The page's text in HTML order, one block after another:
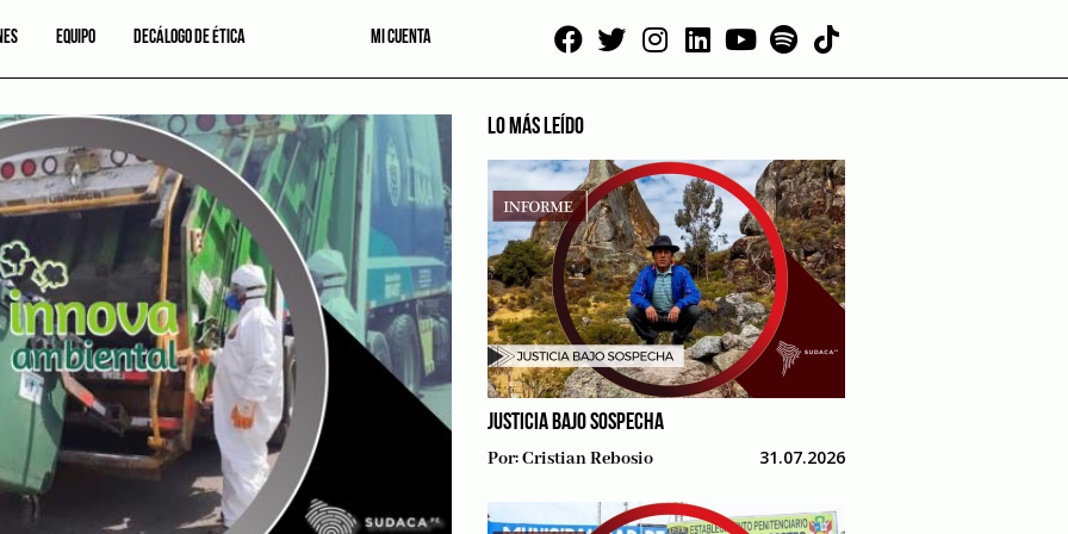
EQUIPO DECÁLOGO DE ÉTICA MI CUENTA
LO MÁS LEÍDO
JUSTICIA BAJO SOSPECHA
Por:Cristian Rebosio 31.07.2026